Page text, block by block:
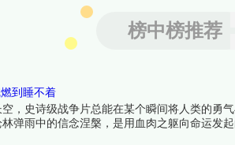
榜中榜推荐
到睡不着
，史诗级战争片总能在某个瞬间将人类的勇
弹雨中的信念涅槃，是用血肉之躯向命运发
二字拥有了最滚烫的银幕注脚。下面跟着榜中